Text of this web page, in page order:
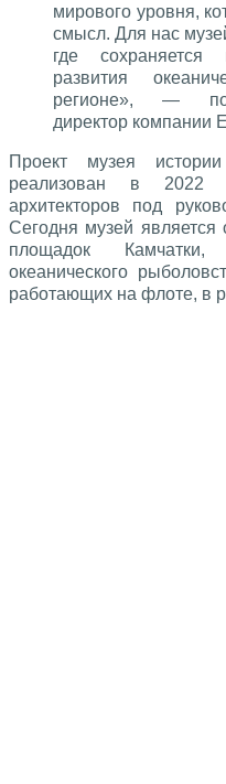
мирового уровня,
смысл. Для нас
где сохраняется
развития
регионе», —
директор компании
Проект музея
реализован в 2022
архитекторов под
Сегодня музей является
площадок Камчатки,
океанического
работающих на флоте, в